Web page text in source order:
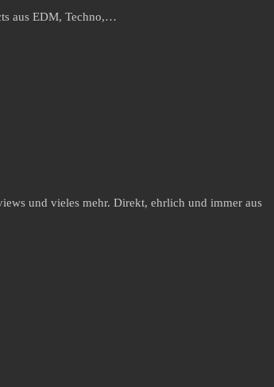
aus EDM, Techno,…
und vieles mehr. Direkt, ehrlich und immer aus